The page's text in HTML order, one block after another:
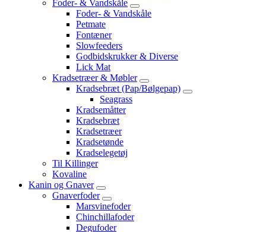
Foder- & Vandskåle
Foder- & Vandskåle
Petmate
Fontæner
Slowfeeders
Godbidskrukker & Diverse
Lick Mat
Kradsetræer & Møbler
Kradsebræt (Pap/Bølgepap)
Seagrass
Kradsemåtter
Kradsebræt
Kradsetræer
Kradsetønde
Kradselegetøj
Til Killinger
Kovaline
Kanin og Gnaver
Gnaverfoder
Marsvinefoder
Chinchillafoder
Degufoder